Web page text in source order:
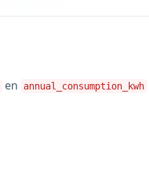
en annual_consumption_kwh